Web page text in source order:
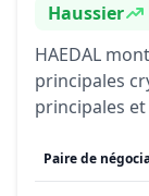
Sentiment
Haussier
HAEDAL
principales
principales
Paire de